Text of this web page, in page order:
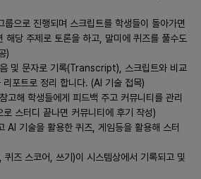
새롭고 혁신적인 플랫폼이 있을 수 있습니
가지기 위한 차별화 기능이나 전략**
분석 및 피드백 기능을 강화하여 사용자가
을 수 있도록 함.
높여주기 위한 커뮤니티 기반의 학습 진
기로 학습법 지속 개선.
커스터마이즈 가능한 학습 모듈 제공, 예를
선택 가능.
으로 진행되며 스크립트를 학생들이 돌아가면
해당 주제로 토론을 하고, 말미에 퀴즈를 풀수도
)
및 문자로 기록(Transcript), 스크립트와 비교
포트로 정리 합니다. (AI 기술 접목)
고해 학생들에게 피드백 주고 커뮤니티를 관리
스터디 끝나면 커뮤니티에 후기 작성)
AI 기술을 활용한 퀴즈, 게임등을 활용해 스터
즈 스코어, 쓰기)이 시스템상에서 기록되고 및